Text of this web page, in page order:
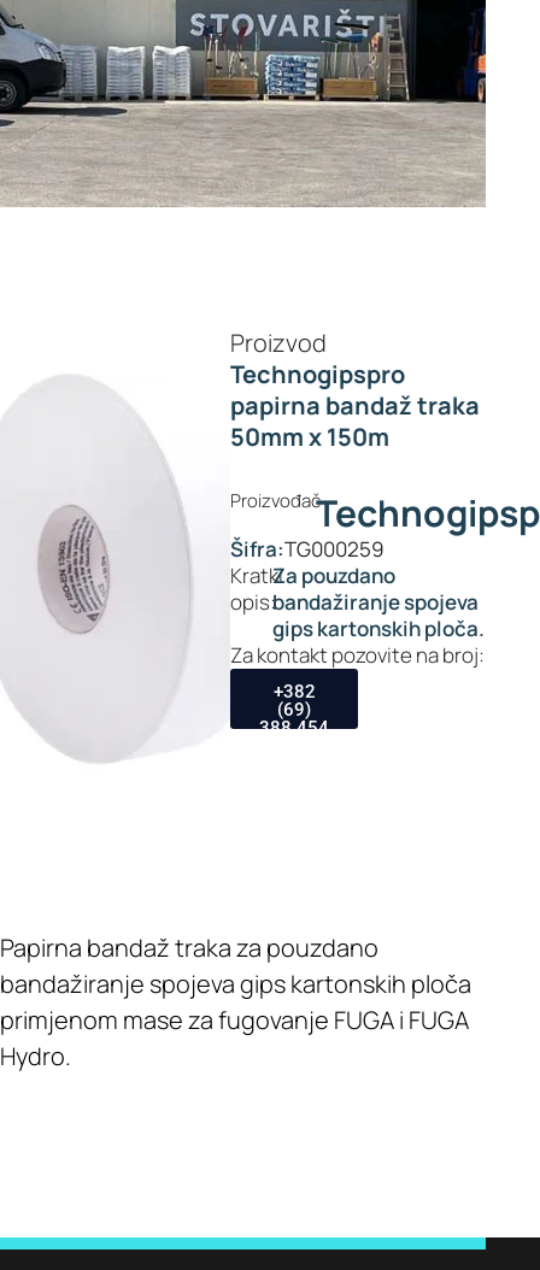
Proizvod
Technogipspro
papirna bandaž traka
50mm x 150m
Proizvođač
Šifra:TG000259
Kratki
opis:
Za pouzdano
bandažiranje spojeva
gips kartonskih ploča.
Za kontakt pozovite na broj:
+382
(69)
388 454
Papirna bandaž traka za pouzdano
bandažiranje spojeva gips kartonskih ploča
primjenom mase za fugovanje FUGA i FUGA
Hydro.